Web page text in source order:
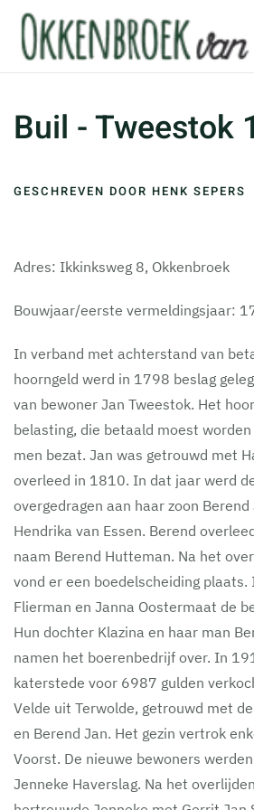
Terug naar hoofdinhoud
Buil - Tweestok
GESCHREVEN DOOR HENK SEPERS
Adres: Ikkinksweg 8, Okkenbroek
Bouwjaar/eerste vermeldingsjaar:
In verband met achterstand van
hoorngeld werd in 1798 beslag
van bewoner Jan Tweestok. Het
belasting, die betaald moest
men bezat. Jan was getrouwd met
overleed in 1810. In dat jaar werd
overgedragen aan haar zoon Berend
Hendrika van Essen. Berend
naam Berend Hutteman. Na het
vond er een boedelscheiding
Flierman en Janna Oostermaat de
Hun dochter Klazina en haar man
namen het boerenbedrijf over. In
katerstede voor 6987 gulden
Velde uit Terwolde, getrouwd met
en Berend Jan. Het gezin vertrok
Voorst. De nieuwe bewoners
Jenneke Haverslag. Na het